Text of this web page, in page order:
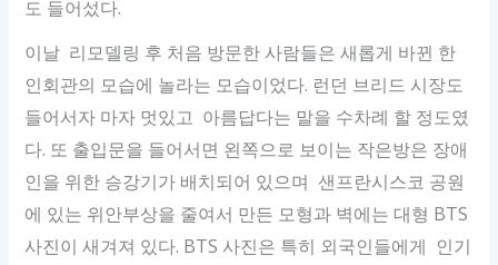
도 들어섰다.
이날 리모델링 후 처음 방문한 사람들은 새롭게 바뀐 한
인회관의 모습에 놀라는 모습이었다. 런던 브리드 시장도
들어서자 마자 멋있고 아름답다는 말을 수차례 할 정도였
다. 또 출입문을 들어서면 왼쪽으로 보이는 작은방은 장애
인을 위한 승강기가 배치되어 있으며 샌프란시스코 공원
에 있는 위안부상을 줄여서 만든 모형과 벽에는 대형 BTS
사진이 새겨져 있다. BTS 사진은 특히 외국인들에게 인기